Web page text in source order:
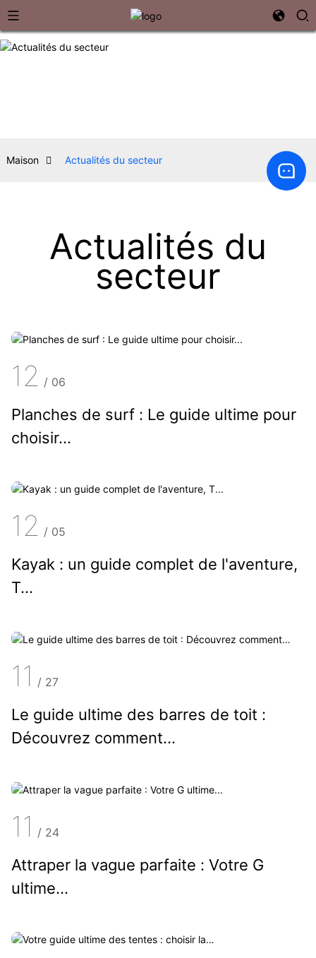
Maison Actualités du secteur
Actualités du
secteur
12 / 06
Planches de surf : Le guide ultime pour
choisir...
12 / 05
Kayak : un guide complet de l'aventure,
T...
11 / 27
Le guide ultime des barres de toit :
Découvrez comment…
11 / 24
Attraper la vague parfaite : Votre G
ultime...